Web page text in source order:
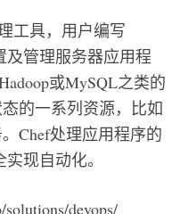
工具，用户编写
及管理服务器应用程
或MySQL之类的
的一系列资源，比如
Chef处理应用程序的
现自动化。
devops/